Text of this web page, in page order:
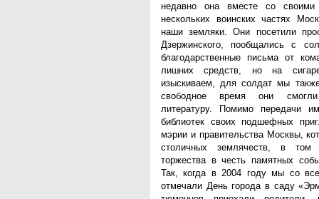
недавно она вместе со
нескольких воинских частях
наши земляки. Они посетили
Дзержинского, пообщались с
благодарственные письма от
лишних средств, но на
изыскиваем, для солдат мы
свободное время они смогли
литературу. Помимо передачи
библиотек своих подшефных
мэрии и правительства Москвы,
столичных землячеств, в том
торжества в честь памятных
Так, когда в 2004 году мы со
отмечали День города в саду